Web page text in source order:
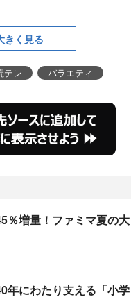
きく見る
テレ バラエティ
％増量！ファミマ夏の大
年にわたり支える「小学